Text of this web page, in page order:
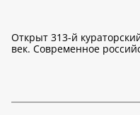
Открыт 313-й
век. Современное